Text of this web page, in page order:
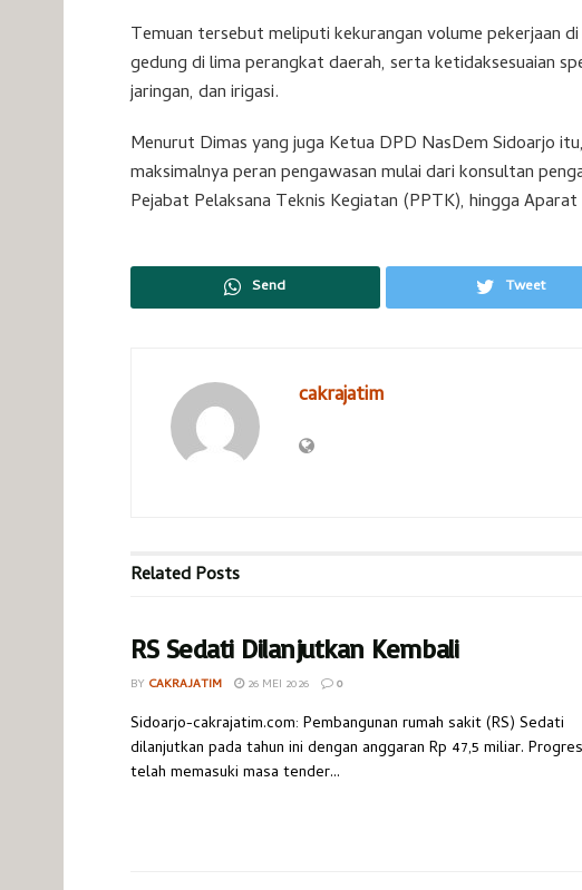
Temuan tersebut meliputi kekurangan volume pekerjaan
gedung di lima perangkat daerah, serta ketidaksesuaian
jaringan, dan irigasi.
Menurut Dimas yang juga Ketua DPD NasDem Sidoarjo
maksimalnya peran pengawasan mulai dari konsultan
Pejabat Pelaksana Teknis Kegiatan (PPTK), hingga
Send Tweet
cakrajatim
RelatedPosts
RS Sedati Dilanjutkan Kembali
BY CAKRAJATIM 26 MEI 2026 0
Sidoarjo-cakrajatim.com: Pembangunan rumah sakit (RS) Sedati
dilanjutkan pada tahun ini dengan anggaran Rp 47,5 miliar.
telah memasuki masa tender...